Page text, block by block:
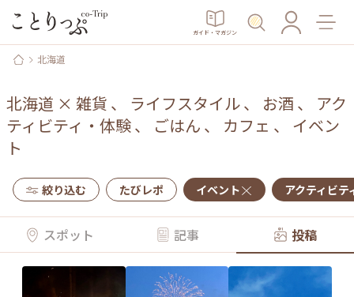
ガイド・マガジン
北海道
北海道 × 雑貨 、 ライフスタイル、 お酒 、 アク
ティビティ・体験、 ごはん 、 カフェ 、 イベン
ト
絞り込む たびレポ イベント アクティビテ
スポット 記事 投稿